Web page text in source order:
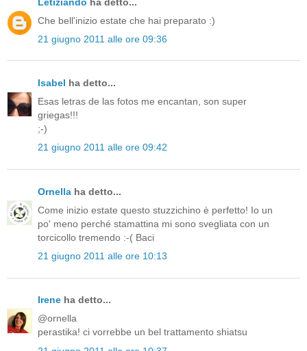
Che bell'inizio estate che hai preparato :)
21 giugno 2011 alle ore 09:36
Isabel ha detto...
Esas letras de las fotos me encantan, son super
griegas!!!
;-)
21 giugno 2011 alle ore 09:42
Ornella ha detto...
Come inizio estate questo stuzzichino è perfetto! Io un
po' meno perché stamattina mi sono svegliata con un
torcicollo tremendo :-( Baci
21 giugno 2011 alle ore 10:13
Irene ha detto...
@ornella
perastika! ci vorrebbe un bel trattamento shiatsu